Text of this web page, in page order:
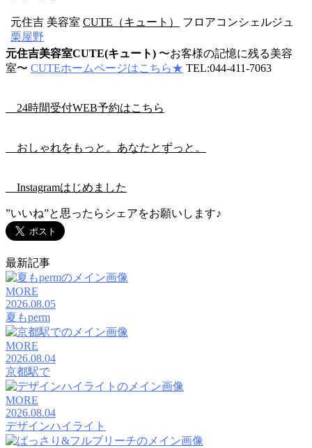
元住吉 美容室 CUTE（キュート）
フロアコンシェルジュ
栗屋野
元住吉美容室CUTE(キュート) 〜お客様の記憶に残る美容
室〜 CUTEホームページはこちら★ TEL:044-411-7063
24時間受付WEB予約はこちら
おしゃれをもっと。あなたとずっと。
Instagramはじめました
”いいね”と思ったらシェアをお願いします♪
最新記事
MORE
2026.08.05
夏もperm
MORE
2026.08.04
京都駅で
MORE
2026.08.04
デザインハイライト